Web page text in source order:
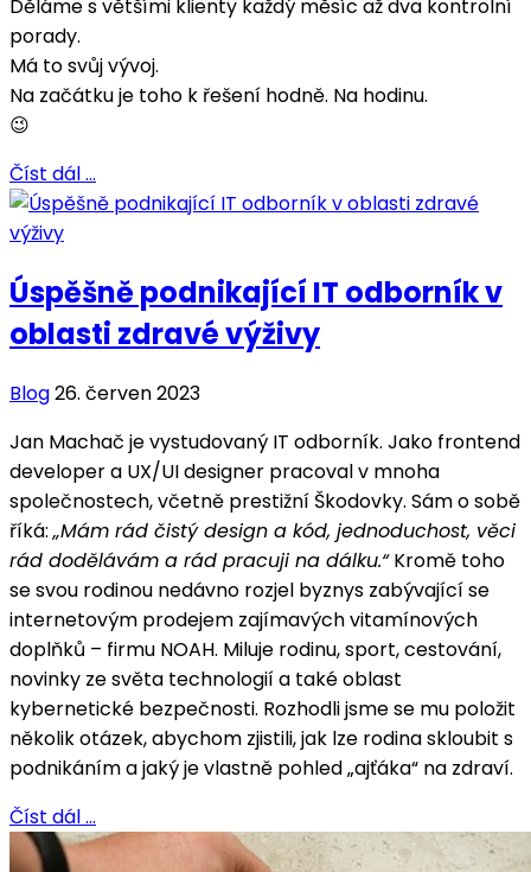
Děláme s většími klienty každý měsíc až dva kontrolní
porady.
Má to svůj vývoj.
Na začátku je toho k řešení hodně. Na hodinu.
😉
Číst dál …
Úspěšně podnikající IT odborník v
oblasti zdravé výživy
Blog26. červen 2023
Jan Machač je vystudovaný IT odborník. Jako frontend
developer a UX/UI designer pracoval v mnoha
společnostech, včetně prestižní Škodovky. Sám o sobě
říká:„Mám rád čistý design a kód, jednoduchost, věci
rád dodělávám a rád pracuji na dálku.“Kromě toho
se svou rodinou nedávno rozjel byznys zabývající se
internetovým prodejem zajímavých vitamínových
doplňků – firmu NOAH. Miluje rodinu, sport, cestování,
novinky ze světa technologií a také oblast
kybernetické bezpečnosti. Rozhodli jsme se mu položit
několik otázek, abychom zjistili, jak lze rodina skloubit s
podnikáním a jaký je vlastně pohled „ajťáka“ na zdraví.
Číst dál …